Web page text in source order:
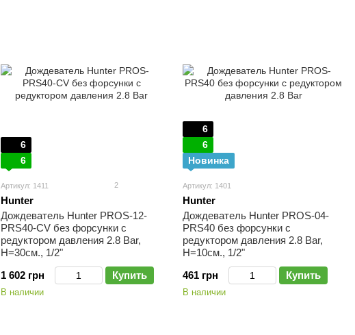
6
6
Артикул: 1411 2
Hunter
Дождеватель Hunter PROS-12-
PRS40-CV без форсунки с
редуктором давления 2.8 Bar,
H=30см., 1/2"
1 602 грн
Купить
В наличии
6
6
Новинка
Артикул: 1401
Hunter
Дождеватель Hunter PROS-04-
PRS40 без форсунки с
редуктором давления 2.8 Bar,
H=10см., 1/2"
461 грн
Купить
В наличии